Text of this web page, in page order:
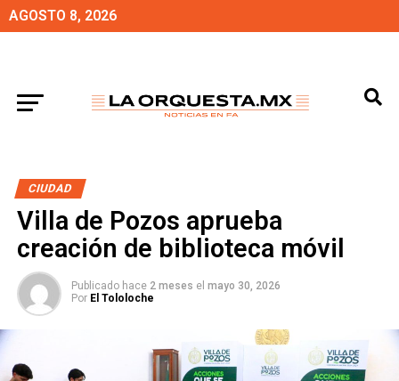
AGOSTO 8, 2026
CIUDAD
Villa de Pozos aprueba
creación de biblioteca móvil
Publicado hace 2 meses el mayo 30, 2026
Por El Tololoche